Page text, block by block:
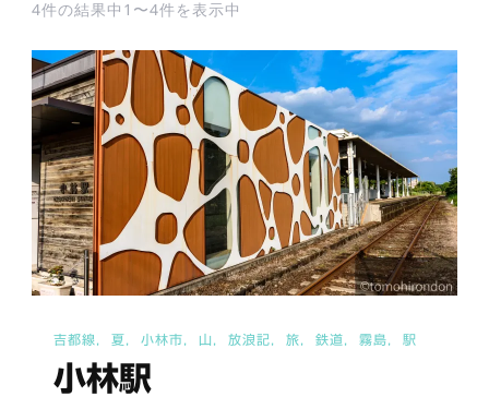
4件の結果中1〜4件を表示中
吉都線 夏 小林市 山 放浪記 旅 鉄道 霧島 駅
小林駅